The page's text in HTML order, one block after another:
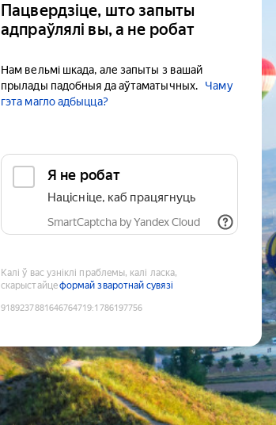
Пацвердзіце, што запыты
адпраўлялі вы, а не робат
Нам вельмі шкада, але запыты з вашай
прылады падобныя да аўтаматычных.
Чаму
гэта магло адбыцца?
Я не робат
Націсніце, каб працягнуць
SmartCaptcha by Yandex Cloud
Калі ў вас узніклі праблемы, калі ласка,
скарыстайцеформай зваротнай сувязі
9189237881646764719:1786197756